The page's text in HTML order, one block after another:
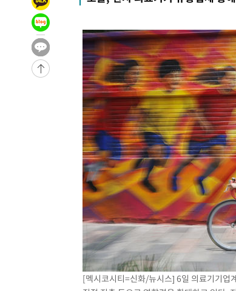
-13932초 전 >
-13308초 전 >
여수 오동도 해상서 모터보트 전복…1명 사망
-9535초 전 >
극한폭염 한풀 꺾이지만…'낮 최고 35도' 무더
주 날씨]
-6553초 전 >
축구협회 "압수수색·성접대 논란 사과…쇄신
[속보]'압수수색·성접대 논란' 축구협회 "실망
'최고 37도' 폭염 지속…강원동해안 최대 150㎜ 비
[속보]뉴욕증시 상승 마감…S&P 0.6% 나스닥
[멕시코시티=신화/뉴시스] 6일 의료기기업